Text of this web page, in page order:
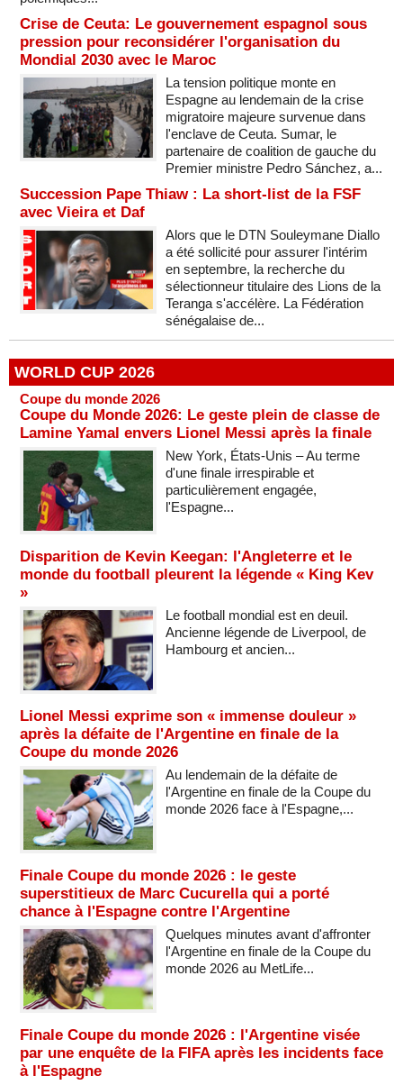
Crise de Ceuta: Le gouvernement espagnol sous
pression pour reconsidérer l'organisation du
Mondial 2030 avec le Maroc
La tension politique monte en
Espagne au lendemain de la crise
migratoire majeure survenue dans
l'enclave de Ceuta. Sumar, le
partenaire de coalition de gauche du
Premier ministre Pedro Sánchez, a...
Succession Pape Thiaw : La short-list de la FSF
avec Vieira et Daf
Alors que le DTN Souleymane Diallo
a été sollicité pour assurer l'intérim
en septembre, la recherche du
sélectionneur titulaire des Lions de la
Teranga s'accélère. La Fédération
sénégalaise de...
WORLD CUP 2026
Coupe du monde 2026
Coupe du Monde 2026: Le geste plein de classe de
Lamine Yamal envers Lionel Messi après la finale
New York, États-Unis – Au terme
d'une finale irrespirable et
particulièrement engagée,
l'Espagne...
Disparition de Kevin Keegan: l'Angleterre et le
monde du football pleurent la légende « King Kev
»
Le football mondial est en deuil.
Ancienne légende de Liverpool, de
Hambourg et ancien...
Lionel Messi exprime son « immense douleur »
après la défaite de l'Argentine en finale de la
Coupe du monde 2026
Au lendemain de la défaite de
l'Argentine en finale de la Coupe du
monde 2026 face à l'Espagne,...
Finale Coupe du monde 2026 : le geste
superstitieux de Marc Cucurella qui a porté
chance à l'Espagne contre l'Argentine
Quelques minutes avant d'affronter
l'Argentine en finale de la Coupe du
monde 2026 au MetLife...
Finale Coupe du monde 2026 : l'Argentine visée
par une enquête de la FIFA après les incidents face
à l'Espagne